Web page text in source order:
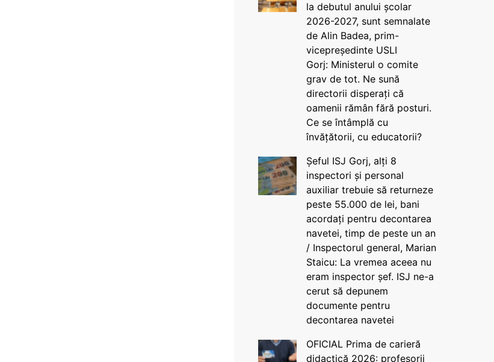
la debutul anului școlar
2026-2027, sunt semnalate
de Alin Badea, prim-
vicepreședinte USLI
Gorj: Ministerul o comite
grav de tot. Ne sună
directorii disperați că
oamenii rămân fără posturi.
Ce se întâmplă cu
învățătorii, cu educatorii?
Șeful ISJ Gorj, alți 8
inspectori și personal
auxiliar trebuie să returneze
peste 55.000 de lei, bani
acordați pentru decontarea
navetei, timp de peste un an
/ Inspectorul general, Marian
Staicu: La vremea aceea nu
eram inspector șef. ISJ ne-a
cerut să depunem
documente pentru
decontarea navetei
OFICIAL Prima de carieră
didactică 2026: profesorii